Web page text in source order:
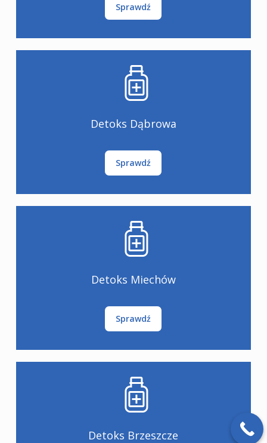
Sprawdź
Detoks Dąbrowa
Sprawdź
Detoks Miechów
Sprawdź
Detoks Brzeszcze